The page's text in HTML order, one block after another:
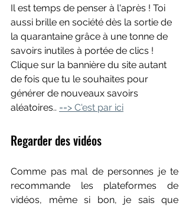
Il est temps de penser à l'après ! Toi
aussi brille en société dès la sortie de
la quarantaine grâce à une tonne de
savoirs inutiles à portée de clics !
Clique sur la bannière du site autant
de fois que tu le souhaites pour
générer de nouveaux savoirs
aléatoires.. ==> C'est par ici
Regarder des vidéos
Comme pas mal de personnes je te
recommande les plateformes de
vidéos, même si bon, je sais que